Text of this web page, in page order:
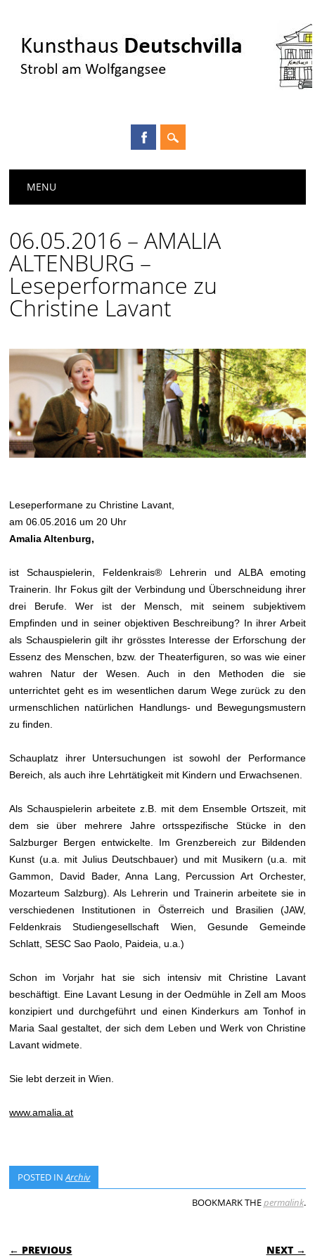
Main menu
MENU
06.05.2016 – AMALIA
ALTENBURG –
Leseperformance zu
Christine Lavant
Leseperformane zu Christine Lavant,
am 06.05.2016 um 20 Uhr
Amalia Altenburg,
ist Schauspielerin, Feldenkrais® Lehrerin und ALBA emoting
Trainerin. Ihr Fokus gilt der Verbindung und Überschneidung ihrer
drei Berufe. Wer ist der Mensch, mit seinem subjektivem
Empfinden und in seiner objektiven Beschreibung? In ihrer Arbeit
als Schauspielerin gilt ihr grösstes Interesse der Erforschung der
Essenz des Menschen, bzw. der Theaterfiguren, so was wie einer
wahren Natur der Wesen. Auch in den Methoden die sie
unterrichtet geht es im wesentlichen darum Wege zurück zu den
urmenschlichen natürlichen Handlungs- und Bewegungsmustern
zu finden.
Schauplatz ihrer Untersuchungen ist sowohl der Performance
Bereich, als auch ihre Lehrtätigkeit mit Kindern und Erwachsenen.
Als Schauspielerin arbeitete z.B. mit dem Ensemble Ortszeit, mit
dem sie über mehrere Jahre ortsspezifische Stücke in den
Salzburger Bergen entwickelte. Im Grenzbereich zur Bildenden
Kunst (u.a. mit Julius Deutschbauer) und mit Musikern (u.a. mit
Gammon, David Bader, Anna Lang, Percussion Art Orchester,
Mozarteum Salzburg). Als Lehrerin und Trainerin arbeitete sie in
verschiedenen Institutionen in Österreich und Brasilien (JAW,
Feldenkrais Studiengesellschaft Wien, Gesunde Gemeinde
Schlatt, SESC Sao Paolo, Paideia, u.a.)
Schon im Vorjahr hat sie sich intensiv mit Christine Lavant
beschäftigt. Eine Lavant Lesung in der Oedmühle in Zell am Moos
konzipiert und durchgeführt und einen Kinderkurs am Tonhof in
Maria Saal gestaltet, der sich dem Leben und Werk von Christine
Lavant widmete.
Sie lebt derzeit in Wien.
www.amalia.at
POSTED INArchiv
BOOKMARK THEpermalink.
POST NAVIGATION
← PREVIOUS NEXT →